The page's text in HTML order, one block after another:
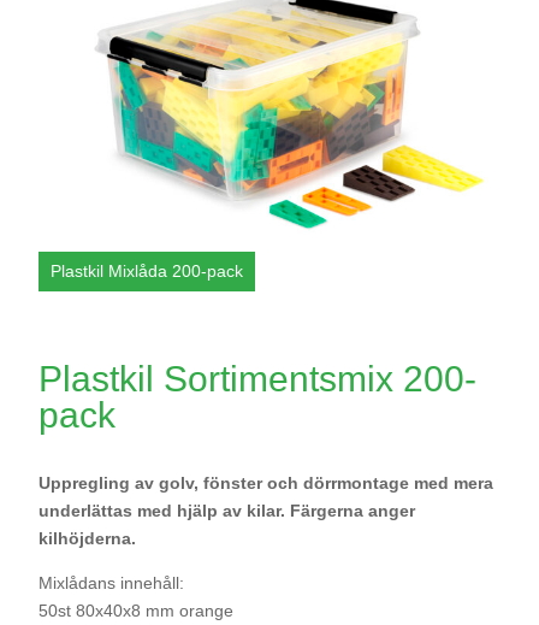
Plastkil Sortimentsmix 200-
pack
Uppregling av golv, fönster och dörrmontage med mera
underlättas med hjälp av kilar. Färgerna anger
kilhöjderna.
Mixlådans innehåll:
50st 80x40x8 mm orange